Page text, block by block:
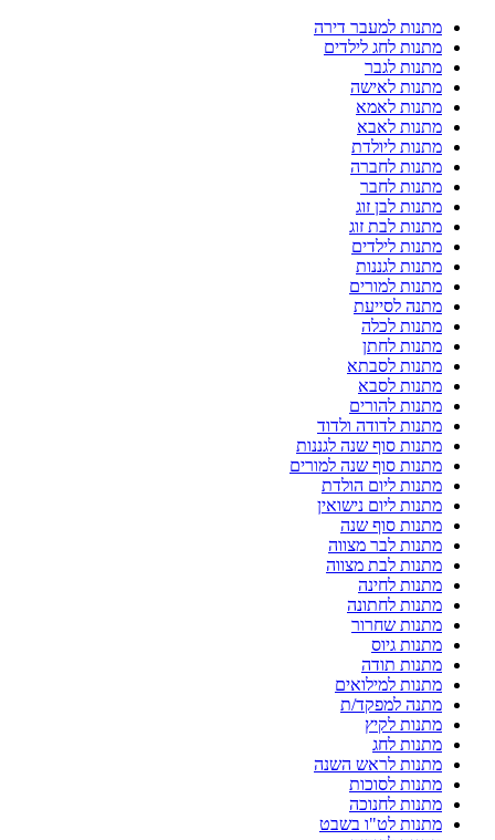
מתנות למעבר דירה
מתנות לחג לילדים
מתנות לגבר
מתנות לאישה
מתנות לאמא
מתנות לאבא
מתנות ליולדת
מתנות לחברה
מתנות לחבר
מתנות לבן זוג
מתנות לבת זוג
מתנות לילדים
מתנות לגננות
מתנות למורים
מתנה לסייעת
מתנות לכלה
מתנות לחתן
מתנות לסבתא
מתנות לסבא
מתנות להורים
מתנות לדודה ולדוד
מתנות סוף שנה לגננות
מתנות סוף שנה למורים
מתנות ליום הולדת
מתנות ליום נישואין
מתנות סוף שנה
מתנות לבר מצווה
מתנות לבת מצווה
מתנות לחינה
מתנות לחתונה
מתנות שחרור
מתנות גיוס
מתנות תודה
מתנות למילואים
מתנה למפקד/ת
מתנות לקיץ
מתנות לחג
מתנות לראש השנה
מתנות לסוכות
מתנות לחנוכה
מתנות לט"ו בשבט